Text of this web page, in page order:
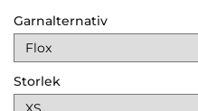
Garnalternativ
Storlek